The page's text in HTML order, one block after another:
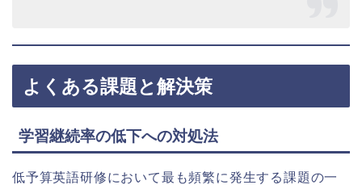
よくある課題と解決策
学習継続率の低下への対処法
低予算英語研修において最も頻繁に発生する課題の一